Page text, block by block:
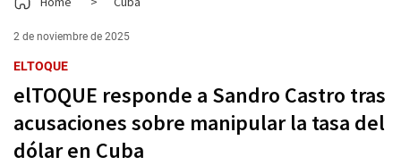
2 de noviembre de 2025
ELTOQUE
elTOQUE responde a Sandro Castro tras
acusaciones sobre manipular la tasa del
dólar en Cuba